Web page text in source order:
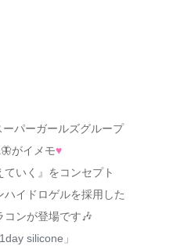
パーガールズグループ
がイメモ♥
ていく』をコンセプト
ハイドロゲルを採用した
コンが登場です🎶
silicone」